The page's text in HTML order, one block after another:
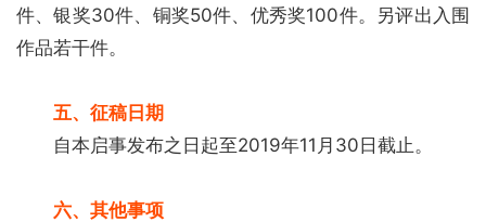
法
书
件、银奖30件、铜奖50件、优秀奖100件。另评出入围
作品若干件。
五、征稿日期
自本启事发布之日起至2019年11月30日截止。
六、其他事项